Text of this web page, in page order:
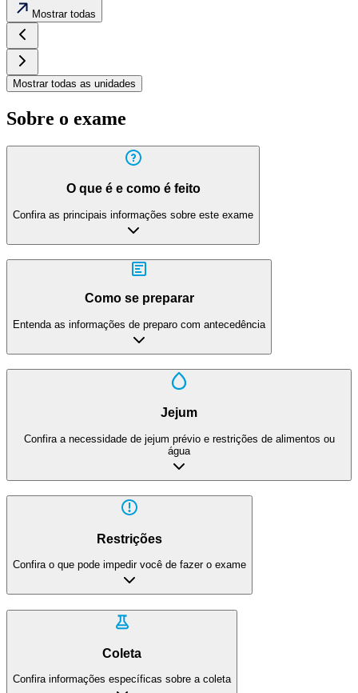
Mostrar todas
Mostrar todas as unidades
Sobre o exame
O que é e como é feito
Confira as principais informações sobre este exame
Como se preparar
Entenda as informações de preparo com antecedência
Jejum
Confira a necessidade de jejum prévio e restrições de alimentos ou
água
Restrições
Confira o que pode impedir você de fazer o exame
Coleta
Confira informações específicas sobre a coleta